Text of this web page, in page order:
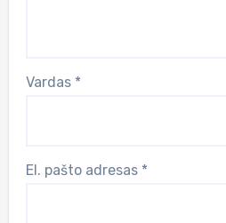
Vardas *
El. pašto adresas *